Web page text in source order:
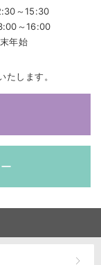
～15:30
～16:00
年始
します。